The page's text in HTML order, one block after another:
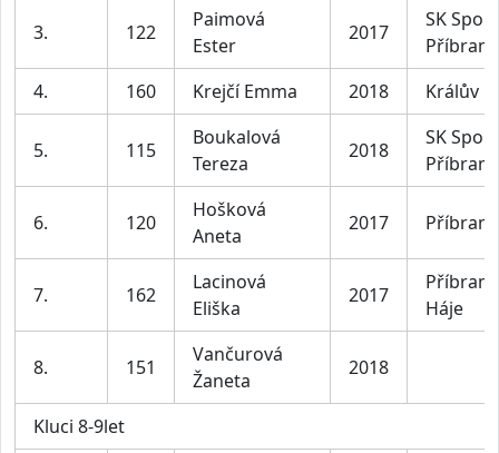
3. 122
Paimová
Ester
2017
SK
Příbram
4.
160 Krejčí Emma 2018 Králův
5. 115
Boukalová
Tereza
2018
SK
Příbram
6. 120
Hošková
Aneta
2017 Příbram
7. 162
Lacinová
Eliška
2017
Příbram
Háje
8. 151
Vančurová
Žaneta
2018
Kluci 8-9let